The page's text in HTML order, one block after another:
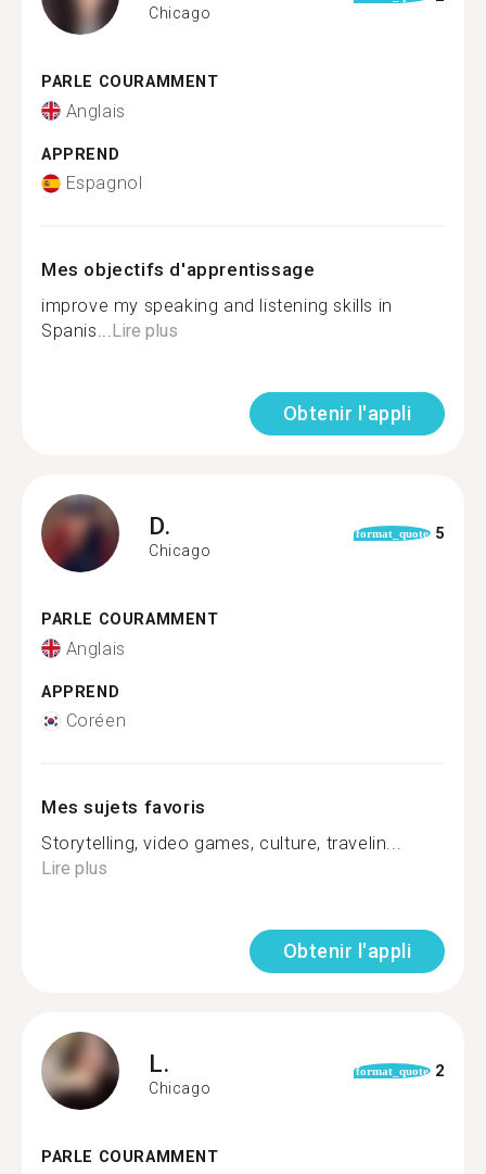
Chicago
PARLE COURAMMENT
Anglais
APPREND
Espagnol
Mes objectifs d'apprentissage
improve my speaking and listening skills in
Spanis...Lire plus
Obtenir l'appli
D.
Chicago
format_quote 5
PARLE COURAMMENT
Anglais
APPREND
Coréen
Mes sujets favoris
Storytelling, video games, culture, travelin...
Lire plus
Obtenir l'appli
L.
Chicago
format_quote 2
PARLE COURAMMENT